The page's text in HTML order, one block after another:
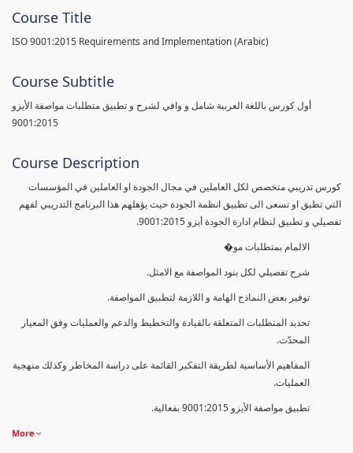
Course Title
ISO 9001:2015 Requirements and Implementation (Arabic)
Course Subtitle
أول كورس باللغة العربية شامل و وافي لشرح و تطبيق متطلبات مواصفة الأيزو
9001:2015
Course Description
كورس تدريبي متخصص لكل العاملين في مجال الجودة او العاملين في المؤسسات
التي تطبق او تسعى الى تطبيق انظمة الجودة حيث يؤهلهم هذا البرنامج التدريبي لفهم
تفصيلي و تطبيق لنظام ادارة الجودة أيزو 9001:2015.
الالمام بمتطلبات مو�
شرح تفصيلي لكل بنود المواصفة مع الامثل.
توفير بعض النماذج الهامة و اللازمة لتطبيق المواصفة.
تحديد المتطلبات المتعلقة بالقيادة والتخطيط والدعم والعمليات وفق المعيار
المحدّث.
المفاهيم الأساسية لطريقة التفكير القائمة على دراسة المخاطر وكذلك منهجية
العمليات.
تطبيق مواصفة الأيزو 9001:2015 بفعالية.
More